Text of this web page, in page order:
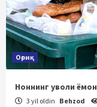
Оғриқ
Ноннинг уволи ёмон
3 yil oldin Behzod